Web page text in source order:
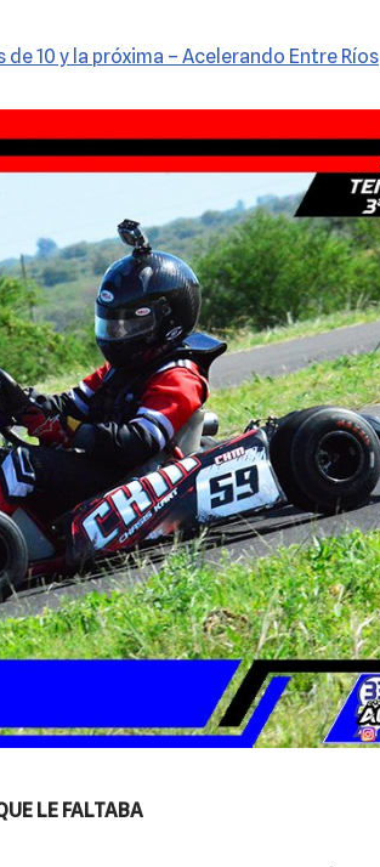
10 y la próxima – Acelerando Entre Ríos
LE FALTABA